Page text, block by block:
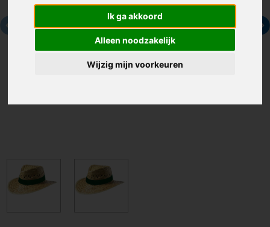
Ik ga akkoord
Alleen noodzakelijk
Wijzig mijn voorkeuren